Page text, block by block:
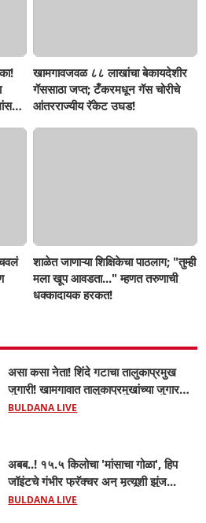
खामगावजवळ ८८ लाखांचा बेकायदेशीर
गॅससाठा जप्त; टँकरमधून गॅस चोरीचे
आंतरराज्यीय रॅकेट उघड!
शाळेत जाणाऱ्या शिक्षिकेचा पाठलाग; "तुम्ही
मला खूप आवडता..." म्हणत तरुणाची
धक्कादायक हरकत!
असा कसा नेता! शिंदे गटाचा तालुकाप्रमुख
जुगारी! खामगावात तालुकाप्रमुखांच्या जुगार
अड्ड्यावर डीवायएसपी पथकाची धाड.. अंधारात
BULDANA LIVE
अबब..! १५.५ किलोचा 'मांसाचा गोळा', हिप
जॉइंटचे गंभीर फ्रॅक्चर अन् मृत्यूशी झुंज...
BULDANA LIVE